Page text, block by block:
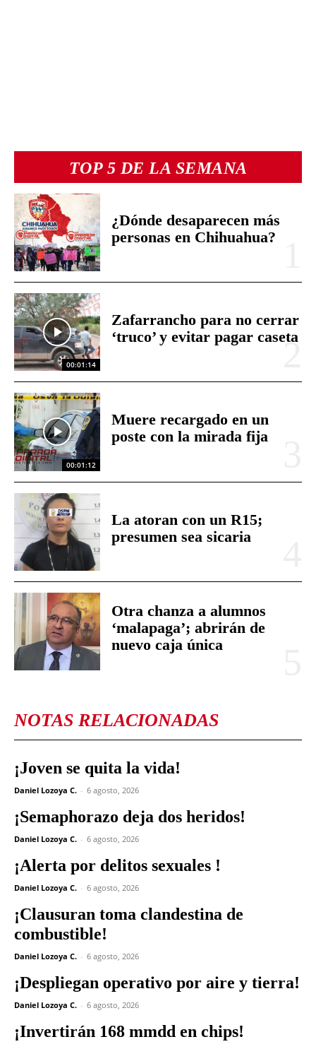
TOP 5 DE LA SEMANA
¿Dónde desaparecen más
personas en Chihuahua?
00:01:14
Zafarrancho para no cerrar
‘truco’ y evitar pagar caseta
00:01:12
Muere recargado en un
poste con la mirada fija
La atoran con un R15;
presumen sea sicaria
Otra chanza a alumnos
‘malapaga’; abrirán de
nuevo caja única
NOTAS RELACIONADAS
¡Joven se quita la vida!
Daniel Lozoya C. - 6 agosto, 2026
¡Semaphorazo deja dos heridos!
Daniel Lozoya C. - 6 agosto, 2026
¡Alerta por delitos sexuales !
Daniel Lozoya C. - 6 agosto, 2026
¡Clausuran toma clandestina de
combustible!
Daniel Lozoya C. - 6 agosto, 2026
¡Despliegan operativo por aire y tierra!
Daniel Lozoya C. - 6 agosto, 2026
¡Invertirán 168 mmdd en chips!